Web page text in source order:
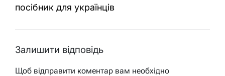
посібник для українців
Залишити відповідь
Щоб відправити коментар вам необхідно